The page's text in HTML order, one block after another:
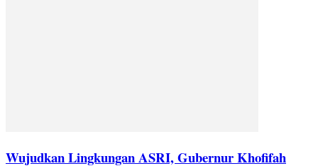
Wujudkan Lingkungan ASRI, Gubernur Khofifah